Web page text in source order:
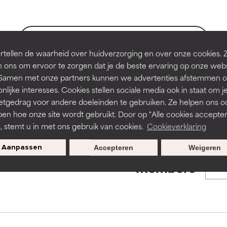
de waarheid over huidverzorging en over onze cookies.
ons om ervoor te zorgen dat je de beste ervaring op onze
met onze partners kunnen we advertenties afstemmen
interesses. Cookies stellen sociale media ook in staat om je
voor andere doeleinden te gebruiken. Ze helpen ons
hoe onze site wordt gebruikt. Door op "Alle cookies
stemt u in met ons gebruik van cookies. Cookieverklaring
Aanpassen Weigeren
Accepteren
to assess ingredients in this dictionary. Regulations
irriterend maar kan esthetische, stabiliteits- of andere
is aanwezig. Het risico wordt vergroot als het gecombineerd
ingrediënten.
droogheid, enz. veroorzaken. Kan in sommige gevallen
irriterend maar kan esthetische, stabiliteits- of andere
is aanwezig. Het risico wordt vergroot als het gecombineerd
ingrediënten.
droogheid, enz. veroorzaken. Kan in sommige gevallen
Exclusieve aanbiedingen voor
members